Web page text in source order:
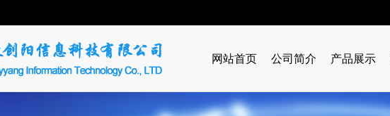
网站首页 公司简介 产品展示